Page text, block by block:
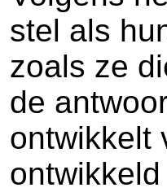
stel als
zoals ze
de
ontwikkelt
ontwikkeld